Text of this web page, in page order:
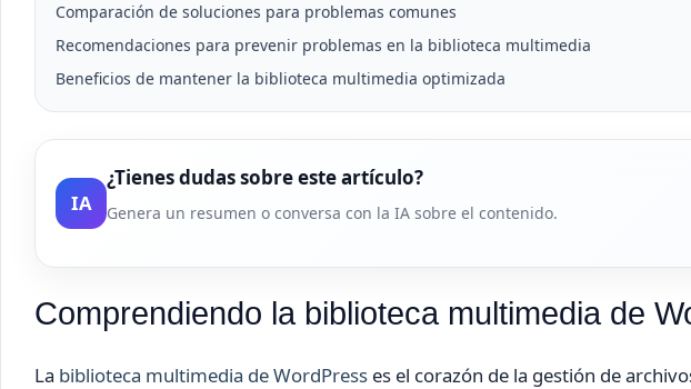
Comparación de soluciones para problemas comunes
Recomendaciones para prevenir problemas en la biblioteca multimedia
Beneficios de mantener la biblioteca multimedia optimizada
IA
¿Tienes dudas sobre este artículo?
Genera un resumen o conversa con la IA sobre el contenido.
Comprendiendo la biblioteca multimedia de
La biblioteca multimedia de WordPress es el corazón de la gestión de